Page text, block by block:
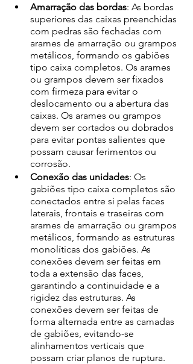
Amarração das bordas: As bordas
superiores das caixas preenchidas
com pedras são fechadas com
arames de amarração ou grampos
metálicos, formando os gabiões
tipo caixa completos. Os arames
ou grampos devem ser fixados
com firmeza para evitar o
deslocamento ou a abertura das
caixas. Os arames ou grampos
devem ser cortados ou dobrados
para evitar pontas salientes que
possam causar ferimentos ou
corrosão.
Conexão das unidades: Os
gabiões tipo caixa completos são
conectados entre si pelas faces
laterais, frontais e traseiras com
arames de amarração ou grampos
metálicos, formando as estruturas
monolíticas dos gabiões. As
conexões devem ser feitas em
toda a extensão das faces,
garantindo a continuidade e a
rigidez das estruturas. As
conexões devem ser feitas de
forma alternada entre as camadas
de gabiões, evitando-se
alinhamentos verticais que
possam criar planos de ruptura.